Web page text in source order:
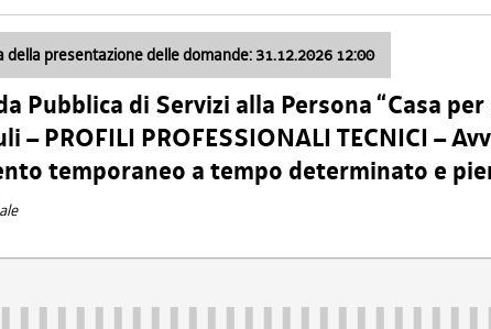
della presentazione delle domande: 31.12.2026 12:00
Pubblica di Servizi alla Persona “Casa
– PROFILI PROFESSIONALI TECNICI –
temporaneo a tempo determinato e